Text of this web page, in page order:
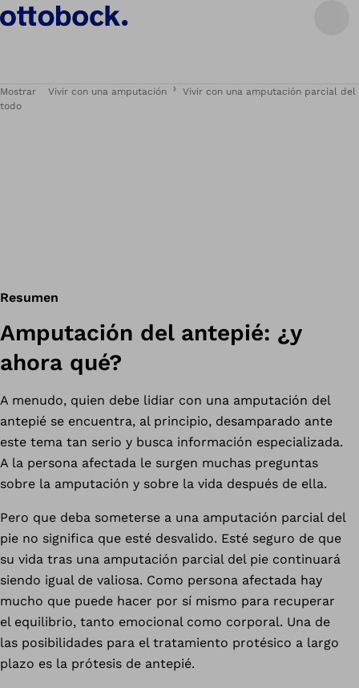
Mostrar
todo
Vivir con una amputación Vivir con una amputación parcial del
Resumen
Amputación del antepié: ¿y
ahora qué?
A menudo, quien debe lidiar con una amputación del
antepié se encuentra, al principio, desamparado ante
este tema tan serio y busca información especializada.
A la persona afectada le surgen muchas preguntas
sobre la amputación y sobre la vida después de ella.
Pero que deba someterse a una amputación parcial del
pie no significa que esté desvalido. Esté seguro de que
su vida tras una amputación parcial del pie continuará
siendo igual de valiosa. Como persona afectada hay
mucho que puede hacer por sí mismo para recuperar
el equilibrio, tanto emocional como corporal. Una de
las posibilidades para el tratamiento protésico a largo
plazo es la prótesis de antepié.